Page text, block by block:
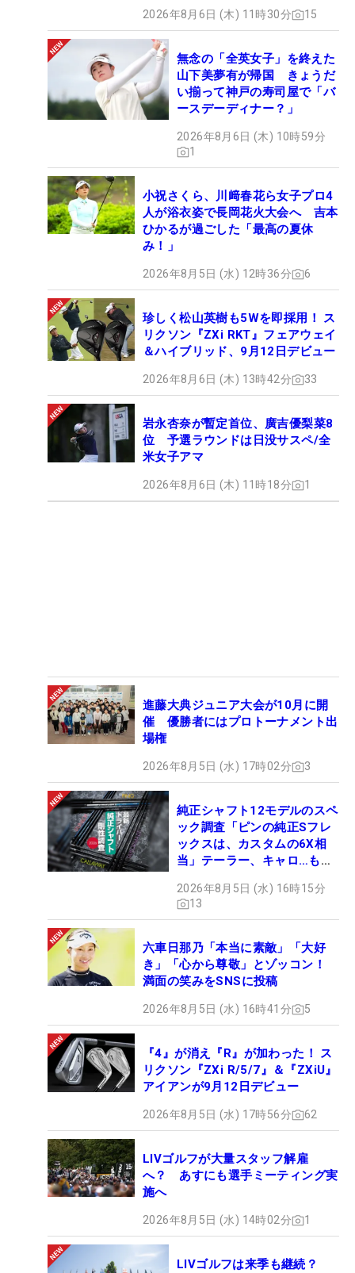
2026年8月6日 (木) 11時30分 15
無念の「全英女子」を終えた
山下美夢有が帰国 きょうだ
い揃って神戸の寿司屋で「バ
ースデーディナー？」
2026年8月6日 (木) 10時59分
1
小祝さくら、川﨑春花ら女子プロ4
人が浴衣姿で長岡花火大会へ 吉本
ひかるが過ごした「最高の夏休
み！」
2026年8月5日 (水) 12時36分 6
珍しく松山英樹も5Wを即採用！ ス
リクソン『ZXi RKT』フェアウェイ
＆ハイブリッド、9月12日デビュー
2026年8月6日 (木) 13時42分 33
岩永杏奈が暫定首位、廣吉優梨菜8
位 予選ラウンドは日没サスペ/全
米女子アマ
2026年8月6日 (木) 11時18分 1
進藤大典ジュニア大会が10月に開
催 優勝者にはプロトーナメント出
場権
2026年8月5日 (水) 17時02分 3
純正シャフト12モデルのスペ
ック調査「ピンの純正Sフレ
ックスは、カスタムの6X相
当」テーラー、キャロ…もチ
2026年8月5日 (水) 16時15分
13
六車日那乃「本当に素敵」「大好
き」「心から尊敬」とゾッコン！
満面の笑みをSNSに投稿
2026年8月5日 (水) 16時41分 5
『4』が消え『R』が加わった！ ス
リクソン『ZXi R/5/7』＆『ZXiU』
アイアンが9月12日デビュー
2026年8月5日 (水) 17時56分 62
LIVゴルフが大量スタッフ解雇
へ？ あすにも選手ミーティング実
施へ
2026年8月5日 (水) 14時02分 1
LIVゴルフは来季も継続？